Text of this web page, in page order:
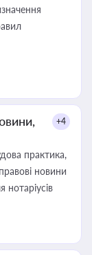
+4
практика,
новини